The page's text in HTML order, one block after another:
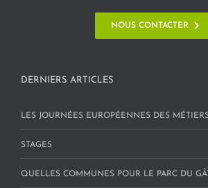
NOUS CONTACTER
DERNIERS ARTICLES
LES JOURNÉES EUROPÉENNES DES MÉTIERS
STAGES
QUELLES COMMUNES POUR LE PARC DU